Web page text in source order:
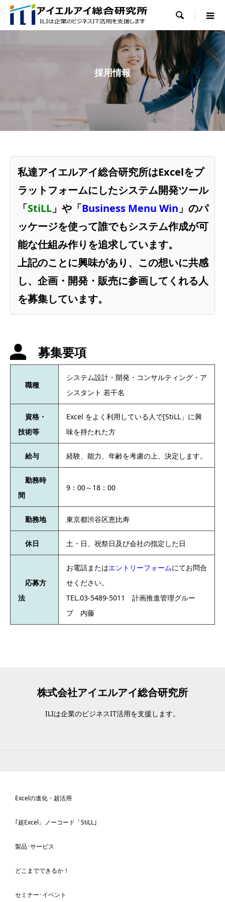

採用情報
私達アイエルアイ総合研究所はExcelをプ
ラットフォームにしたシステム開発ツール
「StiLL 」や「Business Menu Win 」のパ
ッケージを使って誰でもシステム作成が可
能な仕組み作りを追求しています。
上記のことに興味があり、この想いに共感
し、企画・開発・販売に参画してくれる人
を募集しています。
募集要項
職種
システム設計・開発・コンサルティング・ア
シスタント 若干名
資格・
技術等
Excel をよく利用している人で[StiLL」に興
味を持たれた方
給与 経験、能力、年齢を考慮の上、決定します。
勤務時
間
9：00～18：00
勤務地 東京都渋谷区恵比寿
休日 土・日、祝祭日及び会社の指定した日
応募方
法
お電話またはエントリーフォームにてお問合
せください。
TEL.03-5489-5011 計画推進管理グルー
プ 内藤
株式会社アイエルアイ総合研究所
ILIは企業のビジネスIT活用を支援します。
Excelの進化 ・超活用
｢超Excel」ノーコード「StiLL｣
製品･サービス
どこまでできるか！
セミナー･イベント